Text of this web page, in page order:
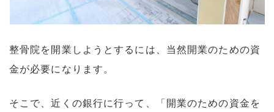
整骨院を開業しようとするには、当然開業のための資
金が必要になります。
そこで、近くの銀行に行って、「開業のための資金を